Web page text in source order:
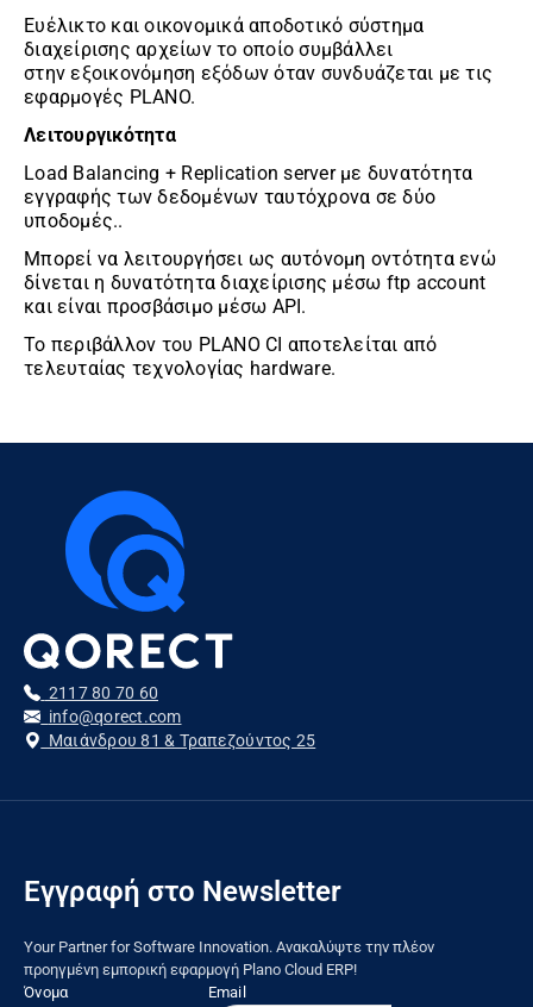
Ευέλικτο και οικονομικά αποδοτικό σύστημα
διαχείρισης αρχείων το οποίο συμβάλλει
στην εξοικονόμηση εξόδων όταν συνδυάζεται με τις
εφαρμογές PLANO.
Λειτουργικότητα
Load Balancing + Replication server με δυνατότητα
εγγραφής των δεδομένων ταυτόχρονα σε δύο
υποδομές..
Μπορεί να λειτουργήσει ως αυτόνομη οντότητα ενώ
δίνεται η δυνατότητα διαχείρισης μέσω ftp account
και είναι προσβάσιμο μέσω API.
Το περιβάλλον του PLANO CI αποτελείται από
τελευταίας τεχνολογίας hardware.
2117 80 70 60
info@qorect.com
Μαιάνδρου 81 & Τραπεζούντος 25
Εγγραφή στο Newsletter
Your Partner for Software Innovation. Ανακαλύψτε την πλέον
προηγμένη εμπορική εφαρμογή Plano Cloud ERP!
Όνομα
Email